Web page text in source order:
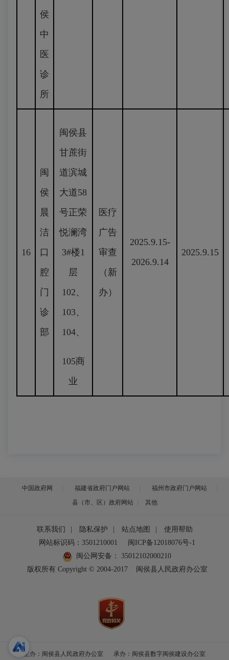
侯
中
医
诊
所
16
闽
侯
晨
洁
口
腔
门
诊
部
闽侯县
甘蔗街
道滨城
大道58
号正荣
悦澜湾
3#楼1
层
102、
103、
104、
105商
业
医疗
广告
审查
（新
办）
2025.9.15-
2026.9.14
2025.9.15
中国政府网 福建省政府门户网站
福州市政府门户网站
县（市、区）政府网站
其他
联系我们 隐私保护 站点地图
使用帮助
网站标识码：3501210001
闽ICP备12018076号-1
闽公网安备：
35012102000210
版权所有 Copyright © 2004-2017
闽侯县人民政府办公室
主办：闽侯县人民政府办公室 承办：闽侯县数字闽侯建设办公室